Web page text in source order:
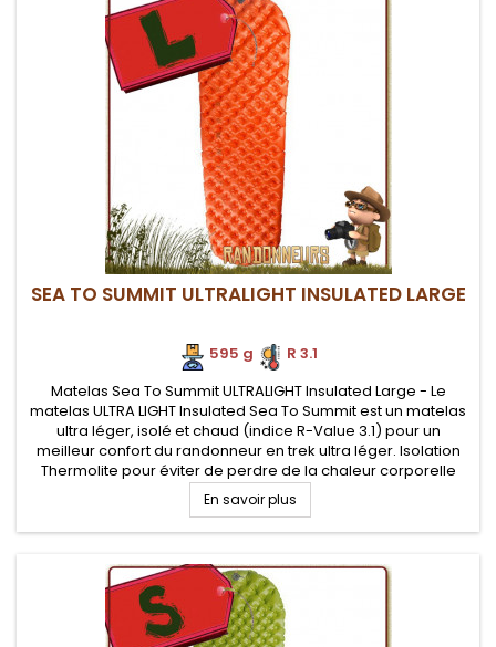
SEA TO SUMMIT ULTRALIGHT INSULATED LARGE
595 g
R 3.1
Matelas Sea To Summit ULTRALIGHT Insulated Large - Le
matelas ULTRA LIGHT Insulated Sea To Summit est un matelas
ultra léger, isolé et chaud (indice R-Value 3.1) pour un
meilleur confort du randonneur en trek ultra léger. Isolation
Thermolite pour éviter de perdre de la chaleur corporelle
vers le sol. Pompe Airstream fournie pour assurer un
gonflage...
En savoir plus